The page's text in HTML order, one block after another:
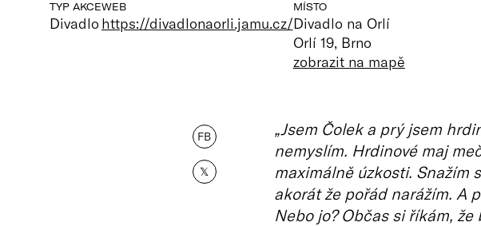
TYP AKCE
Divadlo
WEB
https://divadlonaorli.jamu.cz/
MÍSTO
Divadlo na Orlí
Orlí 19, Brno
zobrazit na mapě
FB
𝕏
„Jsem Čolek a prý jsem
nemyslím. Hrdinové maj
maximálně úzkosti. Snažím
akorát že pořád narážím. A
Nebo jo? Občas si říkám,